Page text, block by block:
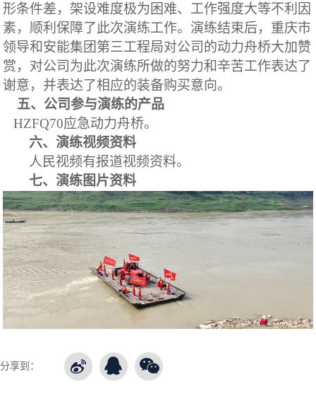
形条件差，架设难度极为困难、工作强度大等不利因
素，顺利保障了此次演练工作。演练结束后，重庆市
领导和安能集团第三工程局对公司的动力舟桥大加赞
赏，对公司为此次演练所做的努力和辛苦工作表达了
谢意，并表达了相应的装备购买意向。
五、公司参与演练的产品
HZFQ70应急动力舟桥。
六、演练视频资料
人民视频有报道视频资料。
七、演练图片资料
分享到：